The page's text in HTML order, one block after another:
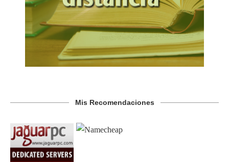
Mis Recomendaciones